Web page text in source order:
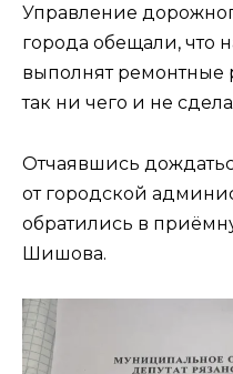
Управление
города обещали, что
выполнят ремонтные
так ни чего и не
Отчаявшись
от городской
обратились в
Шишова.